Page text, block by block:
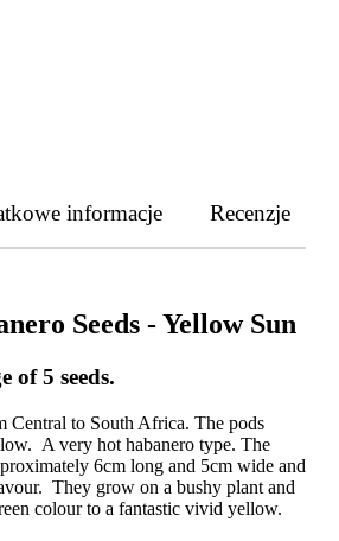
informacje Recenzje
Seeds - Yellow Sun
of 5 seeds.
Central to South Africa. The pods
A very hot habanero type. The
6cm long and 5cm wide and
They grow on a bushy plant and
colour to a fantastic vivid yellow.